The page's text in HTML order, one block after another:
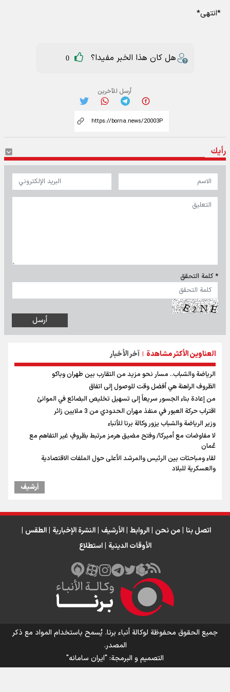
*انتهى*
هل كان هذا الخبر مفيدا؟ 0
أرسل للآخرين
رأيك
* كلمة التحقق
العناوين الأكثر مشاهدة | آخر الأخبار
الرياضة والشباب.. مسار نحو مزيد من التقارب بين طهران وباكو
الظروف الراهنة هي أفضل وقت للوصول إلى اتفاق
من إعادة بناء الجسور سريعاً إلى تسهيل تخليص البضائع في الموانئ
اقتراب حركة العبور في منفذ مهران الحدودي من 3 ملايين زائر
وزير الرياضة والشباب يزور وكالة برنا للأنباء
لا مفاوضات مع أميركا/ وفتح مضيق هرمز مرتبط بظروفٍ غير التفاهم مع
عُمان
لقاء ومباحثات بين الرئيس والمرشد الأعلى حول الملفات الاقتصادية
والعسكرية للبلاد
أرشیف
اتصل بنا من نحن الروابط الأرشيف النشرة الإخبارية الطقس
الأوقات الدينية استطلاع
جميع الحقوق محفوظة لوكالة أنباء برنا. يُسمح باستخدام المواد مع ذكر
المصدر.
التصمیم و البرمجة:"ایران سامانه"